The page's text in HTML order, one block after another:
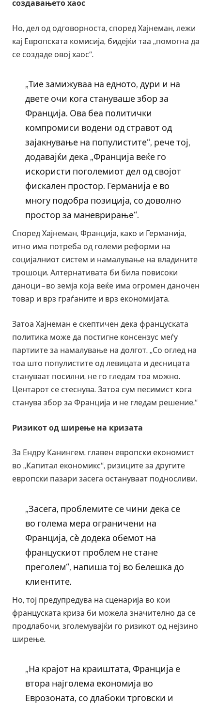
создавањето хаос
Но, дел од одговорноста, според Хајнеман, лежи
кај Европската комисија, бидејќи таа „помогна да
се создаде овој хаос“.
„Тие замижуваа на едното, дури и на
двете очи кога стануваше збор за
Франција. Ова беа политички
компромиси водени од стравот од
зајакнување на популистите“, рече тој,
додавајќи дека „Франција веќе го
искористи поголемиот дел од својот
фискален простор. Германија е во
многу подобра позиција, со доволно
простор за маневрирање“.
Според Хајнеман, Франција, како и Германија,
итно има потреба од големи реформи на
социјалниот систем и намалување на владините
трошоци. Алтернативата би била повисоки
даноци – во земја која веќе има огромен даночен
товар и врз граѓаните и врз економијата.
Затоа Хајнеман е скептичен дека француската
политика може да постигне консензус меѓу
партиите за намалување на долгот. „Со оглед на
тоа што популистите од левицата и десницата
стануваат посилни, не го гледам тоа можно.
Центарот се стеснува. Затоа сум песимист кога
станува збор за Франција и не гледам решение.“
Ризикот од ширење на кризата
За Ендру Канингем, главен европски економист
во „Капитал економикс“, ризиците за другите
европски пазари засега остануваат подносливи.
„Засега, проблемите се чини дека се
во голема мера ограничени на
Франција, сè додека обемот на
францускиот проблем не стане
преголем“, напиша тој во белешка до
клиентите.
Но, тој предупредува на сценарија во кои
француската криза би можела значително да се
продлабочи, зголемувајќи го ризикот од нејзино
ширење.
„На крајот на краиштата, Франција е
втора најголема економија во
Еврозоната, со длабоки трговски и